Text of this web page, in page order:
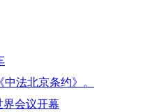
法北京条约》。
界会议开幕